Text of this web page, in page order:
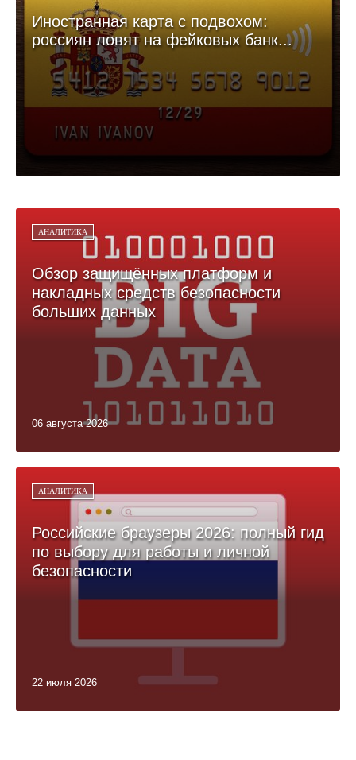
Иностранная карта с подвохом:
россиян ловят на фейковых банк...
АНАЛИТИКА
Обзор защищённых платформ и
накладных средств безопасности
больших данных
06 августа 2026
АНАЛИТИКА
Российские браузеры 2026: полный гид
по выбору для работы и личной
безопасности
22 июля 2026